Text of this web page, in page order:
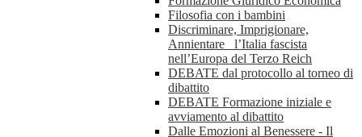
Filosofia con i bambini
Discriminare, Imprigionare,
Annientare_ l’Italia fascista
nell’Europa del Terzo Reich
DEBATE dal protocollo al torneo di
dibattito
DEBATE Formazione iniziale e
avviamento al dibattito
Dalle Emozioni al Benessere - Il